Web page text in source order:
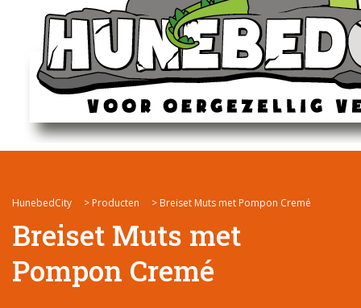
HunebedCity > Producten > Breiset Muts met Pompon Cremé
Breiset Muts met
Pompon Cremé